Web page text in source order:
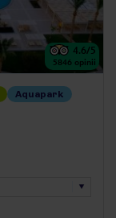
4.6/5
5846 opinii
Aquapark